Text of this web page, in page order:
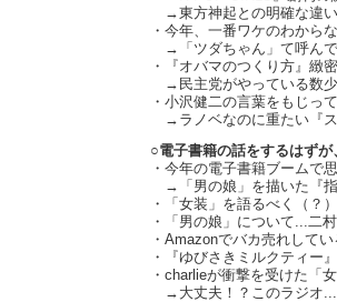
→東方神起との明確な違
・今年、一番ワケのわから
→「ツダちゃん」て呼ん
・『オバマのつくり方』緻
→民主党がやっている数
・小沢健二の言葉をもじっ
→ラノベなのに重たい『
○電子書籍の話をするはず
・今年の電子書籍ブームで
→「男の娘」を描いた『
・「女装」を語るべく（？
・「男の娘」について...二
・Amazonでバカ売れして
・『ゆびさきミルクティー
・charlieが衝撃を受けた「
→大丈夫！？このラジオ...